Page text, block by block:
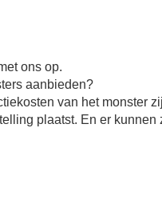
ons op.
aanbieden?
van het monster
plaatst. En er